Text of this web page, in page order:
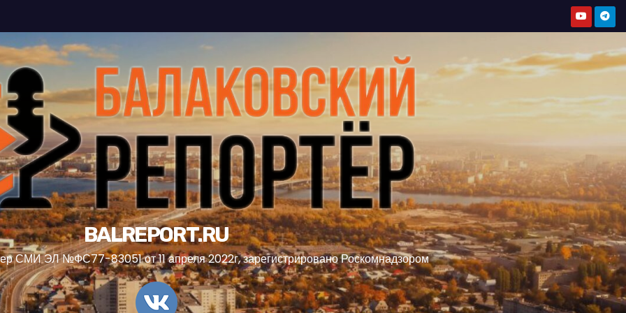
BALREPORT.RU
СМИ ЭЛ №ФС77-83051 от 11 апреля 2022г, зарегистрировано Роскомнадзором